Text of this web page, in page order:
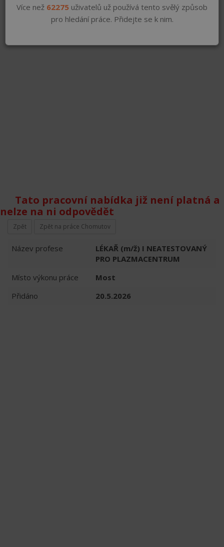
Tato pracovní nabídka již není platná a
nelze na ni odpovědět
Zpět Zpět na práce Chomutov
Název profese
LÉKAŘ (m/ž) I NEATESTOVANÝ
PRO PLAZMACENTRUM
Místo výkonu práce
Most
Přidáno
20.5.2026
Více než 62275 uživatelů už používá tento svělý způsob
pro hledání práce. Přidejte se k nim.